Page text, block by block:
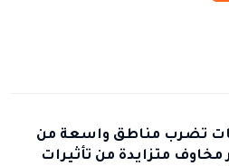
تضرب مناطق واسعة من
مخاوف متزايدة من تأثيرات